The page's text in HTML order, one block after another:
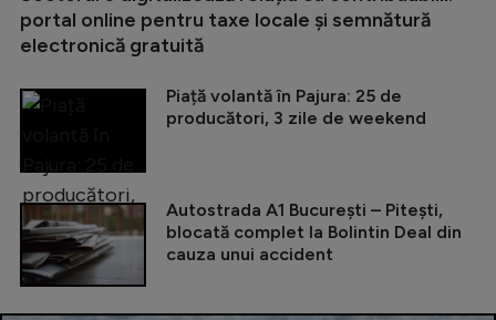
portal online pentru taxe locale și semnătură
electronică gratuită
Piață volantă în Pajura: 25 de
producători, 3 zile de weekend
Autostrada A1 București – Pitești,
blocată complet la Bolintin Deal din
cauza unui accident